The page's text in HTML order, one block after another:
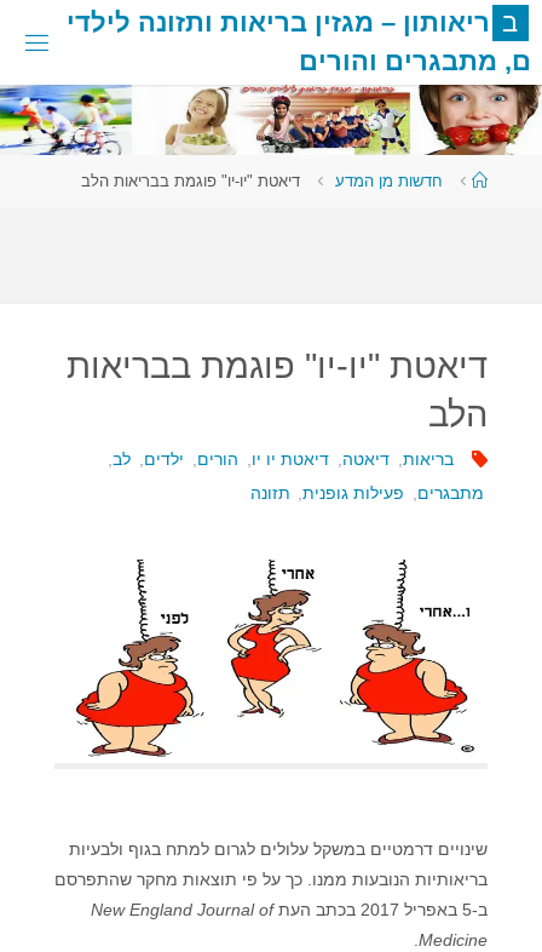
דלגו
לתוכן
ב ריאותון – מגזין בריאות ותזונה לילדי
ם, מתבגרים והורים
עמודחדשות מן המדע דיאטת "יו-יו" פוגמת בבריאות הלב
דיאטת "יו-יו" פוגמת בבריאות
הלב
בריאות דיאטה דיאטת יו יו הורים ילדים לב,
מתבגרים
פעילות גופנית, תזונה
שינויים דרמטיים במשקל עלולים לגרום למתח בגוף ולבעיות
בריאותיות הנובעות ממנו. כך על פי תוצאות מחקר שהתפרסם
ב-5 באפריל 2017 בכתב העת
New England Journal of
Medicine
.